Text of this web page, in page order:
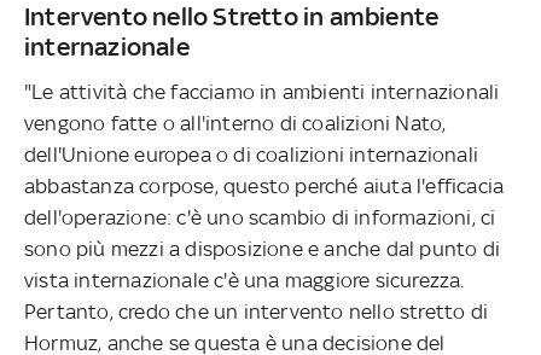
Intervento nello Stretto in ambiente
internazionale
"Le attività che facciamo in ambienti internazionali
vengono fatte o all'interno di coalizioni Nato,
dell'Unione europea o di coalizioni internazionali
abbastanza corpose, questo perché aiuta l'efficacia
dell'operazione: c'è uno scambio di informazioni, ci
sono più mezzi a disposizione e anche dal punto di
vista internazionale c'è una maggiore sicurezza.
Pertanto, credo che un intervento nello stretto di
Hormuz, anche se questa è una decisione del